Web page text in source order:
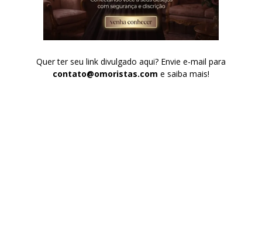
Quer ter seu link divulgado aqui? Envie e-mail para
contato@omoristas.com e saiba mais!